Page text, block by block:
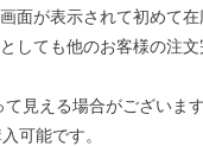
面が表示されて初めて在
しても他のお客様の注
見える場合がございま
可能です。